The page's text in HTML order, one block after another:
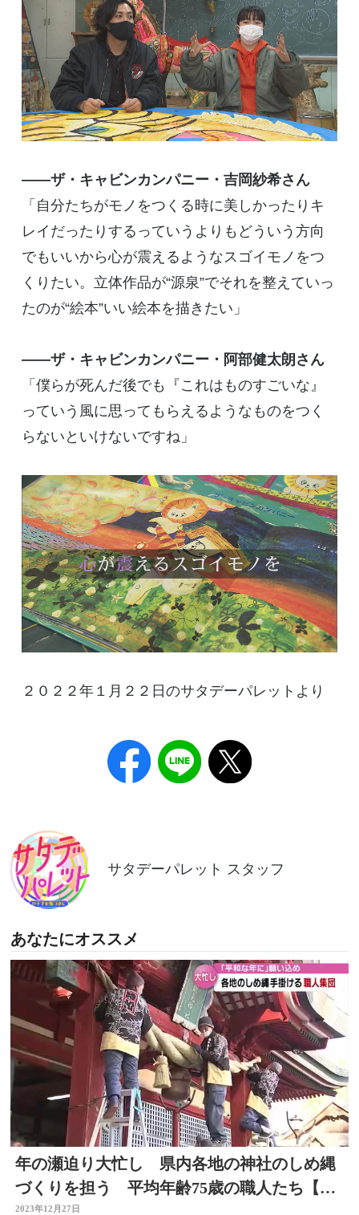
――ザ・キャビンカンパニー・吉岡紗希さん
「自分たちがモノをつくる時に美しかったりキ
レイだったりするっていうよりもどういう方向
でもいいから心が震えるようなスゴイモノをつ
くりたい。立体作品が“源泉”でそれを整えていっ
たのが“絵本”いい絵本を描きたい」
――ザ・キャビンカンパニー・阿部健太朗さん
「僕らが死んだ後でも『これはものすごいな』
っていう風に思ってもらえるようなものをつく
らないといけないですね」
２０２２年１月２２日のサタデーパレットより
サタデーパレット スタッフ
あなたにオススメ
年の瀬迫り大忙し 県内各地の神社のしめ縄
づくりを担う 平均年齢75歳の職人たち【大
2023年12月27日